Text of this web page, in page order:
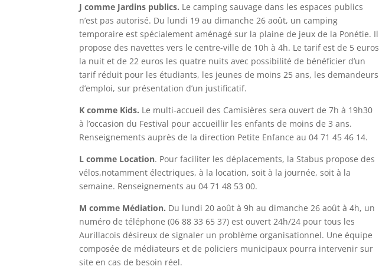
J comme Jardins publics. Le camping sauvage dans les espaces publics
n’est pas autorisé. Du lundi 19 au dimanche 26 août, un camping
temporaire est spécialement aménagé sur la plaine de jeux de la Ponétie. Il
propose des navettes vers le centre-ville de 10h à 4h. Le tarif est de 5 euros
la nuit et de 22 euros les quatre nuits avec possibilité de bénéficier d’un
tarif réduit pour les étudiants, les jeunes de moins 25 ans, les demandeurs
d’emploi, sur présentation d’un justificatif.
K comme Kids. Le multi-accueil des Camisières sera ouvert de 7h à 19h30
à l’occasion du Festival pour accueillir les enfants de moins de 3 ans.
Renseignements auprès de la direction Petite Enfance au 04 71 45 46 14.
L comme Location. Pour faciliter les déplacements, la Stabus propose des
vélos,notamment électriques, à la location, soit à la journée, soit à la
semaine. Renseignements au 04 71 48 53 00.
M comme Médiation. Du lundi 20 août à 9h au dimanche 26 août à 4h, un
numéro de téléphone (06 88 33 65 37) est ouvert 24h/24 pour tous les
Aurillacois désireux de signaler un problème organisationnel. Une équipe
composée de médiateurs et de policiers municipaux pourra intervenir sur
site en cas de besoin réel.